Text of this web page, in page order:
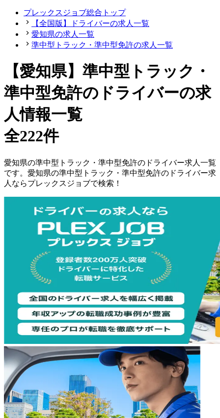
プレックスジョブ総合トップ
【全国版】ドライバーの求人一覧
愛知県の求人一覧
準中型トラック・準中型免許の求人一覧
【愛知県】準中型トラック・
準中型免許のドライバーの求
人情報一覧
全222件
愛知県の準中型トラック・準中型免許の ドライバー求人一覧
です。 愛知県の準中型トラック・準中型免許の ドライバー求
人ならプレックスジョブで検索！